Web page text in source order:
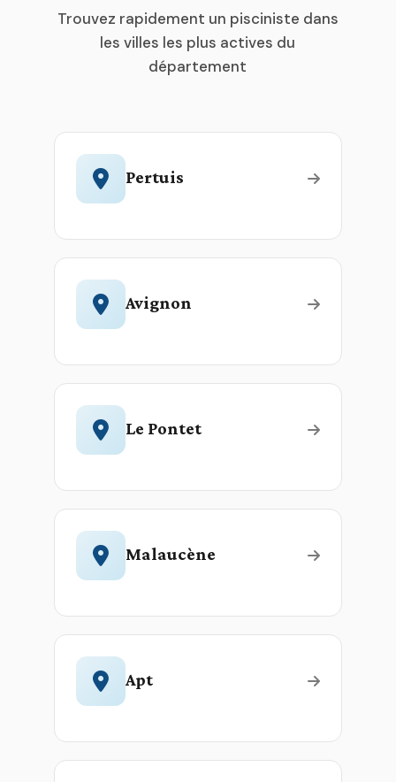
Trouvez rapidement un pisciniste dans
les villes les plus actives du
département
Pertuis
Avignon
Le Pontet
Malaucène
Apt